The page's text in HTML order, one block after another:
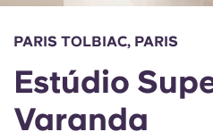
Chinese
Iniciar sessão
PARIS TOLBIAC, PARIS
Estúdio
Varanda